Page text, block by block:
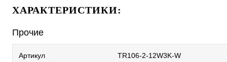
ХАРАКТЕРИСТИКИ:
Прочие
Артикул TR106-2-12W3K-W